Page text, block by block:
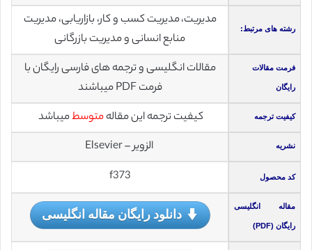
رشته های مرتبط:
مدیریت، مدیریت کسب و کار، بازاریابی، مدیریت
منابع انسانی و مدیریت بازرگانی
فرمت مقالات
رایگان
مقالات انگلیسی و ترجمه های فارسی رایگان با
فرمت PDF میباشند
کیفیت ترجمه کیفیت ترجمه این مقالهمتوسطمیباشد
نشریه الزویر – Elsevier
کد محصول f373
مقاله انگلیسی
رایگان (PDF)
دانلود رایگان مقاله انگلیسی